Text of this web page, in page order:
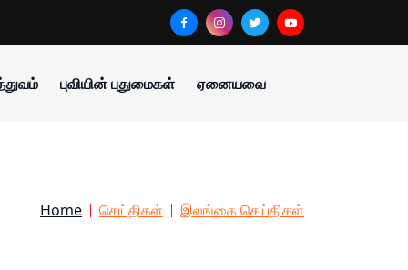
புவியின் புதுமைகள் ஏனையவை
Home செய்திகள் இலங்கை செய்திகள்